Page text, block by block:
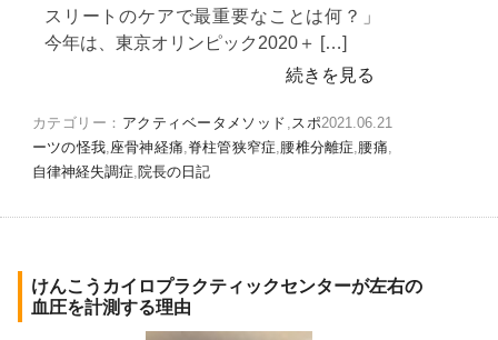
スリートのケアで最重要なことは何？」
今年は、東京オリンピック2020＋ […]
続きを見る
2021.06.21
カテゴリー： アクティベータメソッド ,スポ
ーツの怪我,座骨神経痛,脊柱管狭窄症,腰椎分離症,腰痛,
自律神経失調症,院長の日記
けんこうカイロプラクティックセンターが左右の
血圧を計測する理由